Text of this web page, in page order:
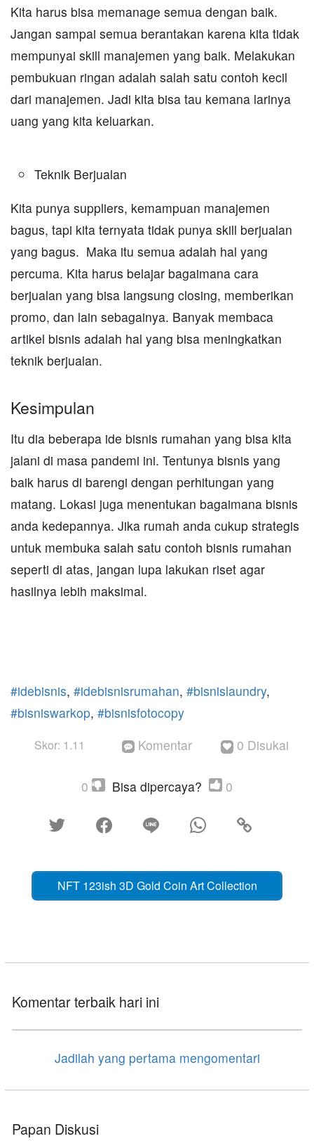
Kita harus bisa memanage semua dengan baik.
Jangan sampai semua berantakan karena kita tidak
mempunyai skill manajemen yang baik. Melakukan
pembukuan ringan adalah salah satu contoh kecil
dari manajemen. Jadi kita bisa tau kemana larinya
uang yang kita keluarkan.
Teknik Berjualan
Kita punya suppliers, kemampuan manajemen
bagus, tapi kita ternyata tidak punya skill berjualan
yang bagus. Maka itu semua adalah hal yang
percuma. Kita harus belajar bagaimana cara
berjualan yang bisa langsung closing, memberikan
promo, dan lain sebagainya. Banyak membaca
artikel bisnis adalah hal yang bisa meningkatkan
teknik berjualan.
Kesimpulan
Itu dia beberapa ide bisnis rumahan yang bisa kita
jalani di masa pandemi ini. Tentunya bisnis yang
baik harus di barengi dengan perhitungan yang
matang. Lokasi juga menentukan bagaimana bisnis
anda kedepannya. Jika rumah anda cukup strategis
untuk membuka salah satu contoh bisnis rumahan
seperti di atas, jangan lupa lakukan riset agar
hasilnya lebih maksimal.
#idebisnis, #idebisnisrumahan, #bisnislaundry,
#bisniswarkop, #bisnisfotocopy
Skor: 1.11  Komentar  0 Disukai
0 Bisa dipercaya? 0
    
NFT 123ish 3D Gold Coin Art Collection
Komentar terbaik hari ini
Jadilah yang pertama mengomentari
Papan Diskusi